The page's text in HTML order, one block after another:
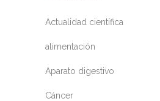
Actualidad científica
alimentación
Aparato digestivo
Cáncer